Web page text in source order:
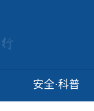
安全·科普